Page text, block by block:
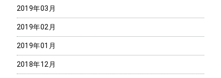
2019年03月
2019年02月
2019年01月
2018年12月